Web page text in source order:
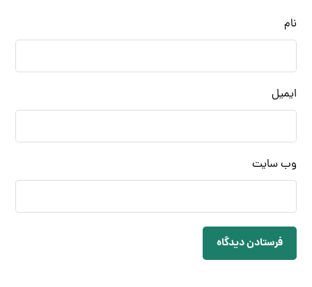
نام
ایمیل
وب‌ سایت
فرستادن دیدگاه